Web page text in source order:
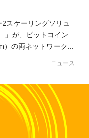
スケーリングソリュ
」が、ビットコイン
）の両ネットワーク…
ニュース